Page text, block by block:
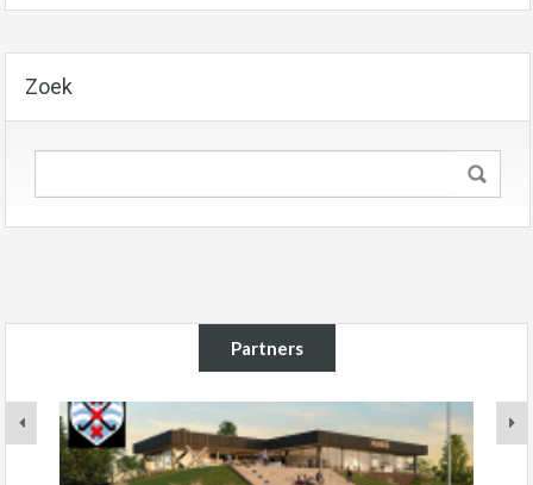
Zoek
Partners